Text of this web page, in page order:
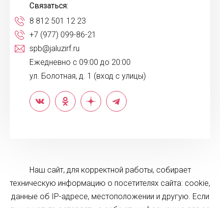
Связаться:
8 812 501 12 23
+7 (977) 099-86-21
spb@jaluzirf.ru
Ежедневно с 09:00 до 20:00
ул. Болотная, д. 1 (вход с улицы)
Наш сайт, для корректной работы, собирает
техническую информацию о посетителях сайта: cookie,
данные об IP-адресе, местоположении и другую. Если